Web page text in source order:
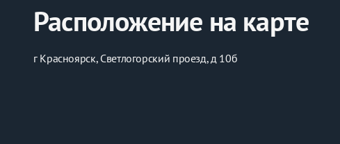
Расположение на карте
г Красноярск, Светлогорский проезд, д 10б